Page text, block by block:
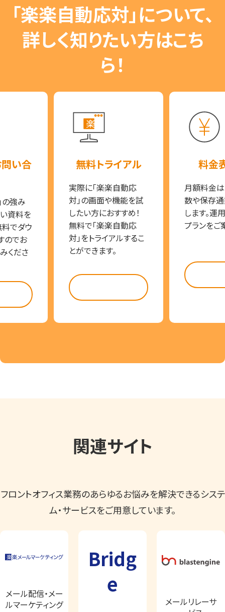
「楽楽自動応対」について、
詳しく知りたい方はこち
ら！
問い合
の強み
資料を
料でダウ
のでお
くださ
無料トライアル
実際に「楽楽自動応
対」の画面や機能を試
したい方におすすめ！
無料で「楽楽自動応
対」をトライアルするこ
とができます。
料金
月額料金
数や保存
します。運
プランをご
関連サイト
フロントオフィス業務のあらゆるお悩みを解決できるシステ
ム・サービスをご用意しています。
メール配信・メー
ルマーケティング
Bridg
e
メールリレーサ